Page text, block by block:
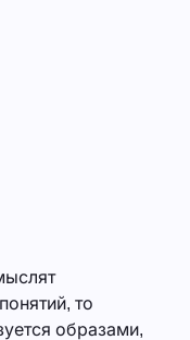
то
образами,